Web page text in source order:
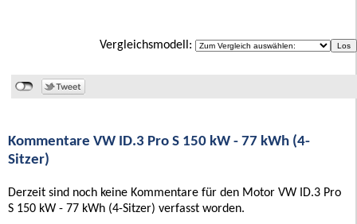
Vergleichsmodell:
Kommentare VW ID.3 Pro S 150 kW - 77 kWh (4-
Sitzer)
Derzeit sind noch keine Kommentare für den Motor VW ID.3 Pro
S 150 kW - 77 kWh (4-Sitzer) verfasst worden.